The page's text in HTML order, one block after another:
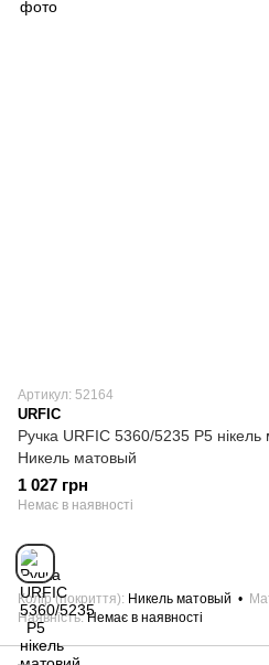
Артикул: 52164
URFIC
Ручка URFIC 5360/5235 P5
Никель матовый
1 027 грн
Немає в наявності
Колір (покриття) Никель матовый
Наявність Немає в наявності